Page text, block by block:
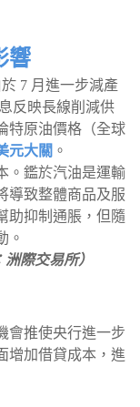
響
7 月進一步減產
反映長線削減供
特原油價格（全球
元大關 。
。鑑於汽油是運輸
導致整體商品及服
助抑制通脹，但隨
。
際交易所）
會推使央行進一步
增加借貸成本，進